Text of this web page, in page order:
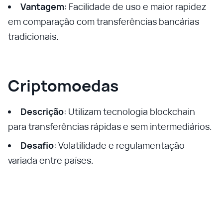
Vantagem: Facilidade de uso e maior rapidez
em comparação com transferências bancárias
tradicionais.
Criptomoedas
Descrição: Utilizam tecnologia blockchain
para transferências rápidas e sem intermediários.
Desafio: Volatilidade e regulamentação
variada entre países.